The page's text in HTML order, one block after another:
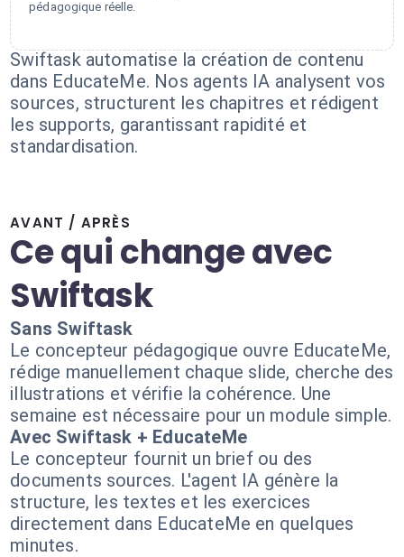
pédagogique réelle.
Swiftask automatise la création de contenu
dans EducateMe. Nos agents IA analysent vos
sources, structurent les chapitres et rédigent
les supports, garantissant rapidité et
standardisation.
AVANT / APRÈS
Ce qui change avec
Swiftask
Sans Swiftask
Le concepteur pédagogique ouvre EducateMe,
rédige manuellement chaque slide, cherche des
illustrations et vérifie la cohérence. Une
semaine est nécessaire pour un module simple.
Avec Swiftask + EducateMe
Le concepteur fournit un brief ou des
documents sources. L'agent IA génère la
structure, les textes et les exercices
directement dans EducateMe en quelques
minutes.